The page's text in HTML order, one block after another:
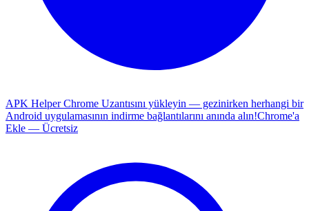
APK Helper Chrome Uzantısını yükleyin — gezinirken herhangi bir
Android uygulamasının indirme bağlantılarını anında alın!Chrome'a
Ekle — Ücretsiz